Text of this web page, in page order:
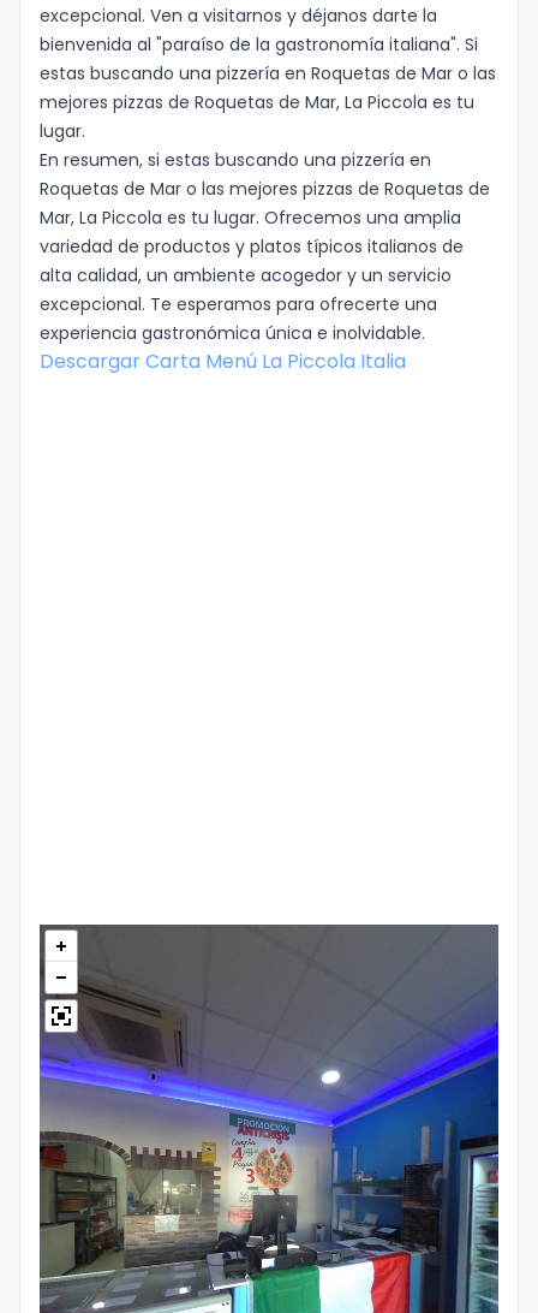
excepcional. Ven a visitarnos y déjanos darte la
bienvenida al "paraíso de la gastronomía italiana". Si
estas buscando una pizzería en Roquetas de Mar o las
mejores pizzas de Roquetas de Mar, La Piccola es tu
lugar.
En resumen, si estas buscando una pizzería en
Roquetas de Mar o las mejores pizzas de Roquetas de
Mar, La Piccola es tu lugar. Ofrecemos una amplia
variedad de productos y platos típicos italianos de
alta calidad, un ambiente acogedor y un servicio
excepcional. Te esperamos para ofrecerte una
experiencia gastronómica única e inolvidable.
DescargarCarta Menú La Piccola Italia